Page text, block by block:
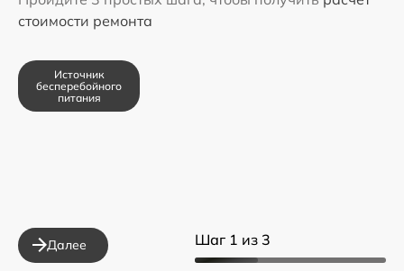
Шаг 1 из 3
стоимости ремонта
Источник
бесперебойного
питания
Далее